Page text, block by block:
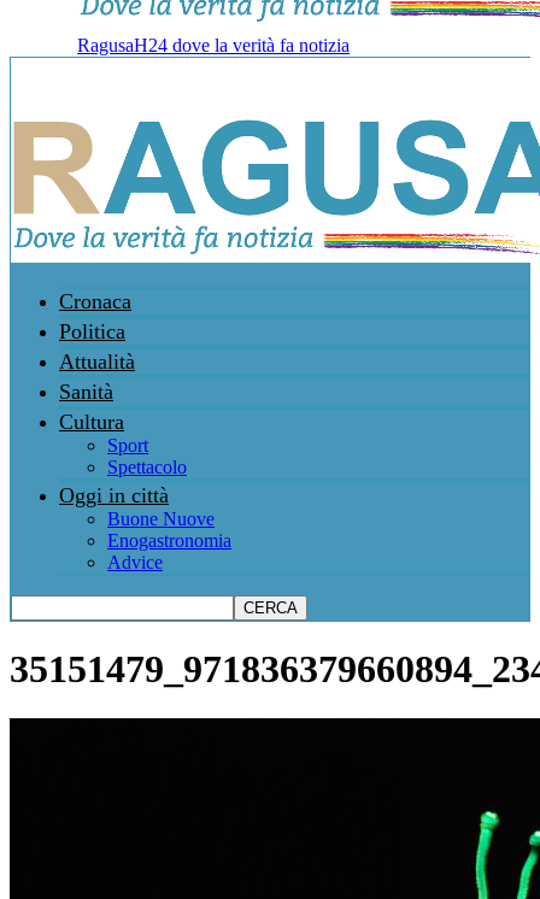
RagusaH24 dove la verità fa notizia
Cronaca
Politica
Attualità
Sanità
Cultura
Sport
Spettacolo
Oggi in città
Buone Nuove
Enogastronomia
Advice